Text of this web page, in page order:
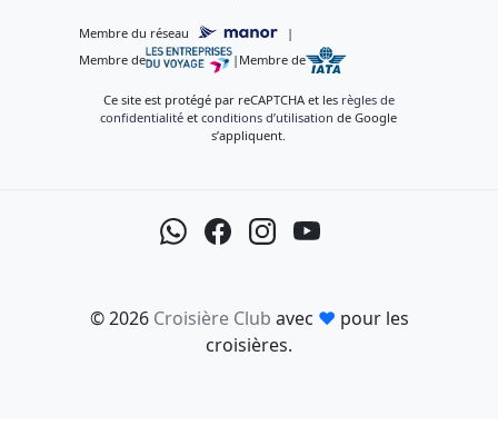
Membre du réseau
|
Membre de
| Membre de
Ce site est protégé par reCAPTCHA et les règles de
confidentialité etconditions d’utilisation de Google
s’appliquent.
© 2026 Croisière Club avec ♥ pour les
croisières.